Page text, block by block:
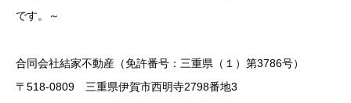
です。～
合同会社結家不動産（免許番号：三重県（１）第3786号）
〒518-0809 三重県伊賀市西明寺2798番地3